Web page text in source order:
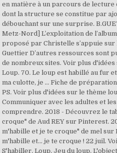
en matière à un parcours de lecture
dont la structure se constitue par
débouchant sur une surprise.
Metz-Nord] L’exploitation de
proposé par Christelle s’appuie
Guettier D’autres ressources sont
de nombreux sites. Voir plus
Loup. 70. Le loup est habillé au fur
ma culotte, je … Fiche de
PS. Voir plus d'idées sur le thème
Communiquer avec les adultes et
comprendre. 2018 - Découvrez le
croque" de Aud REY sur Pinterest.
m'habille et je te croque" de mel sur
m'habille et... je te croque ! 22 juil.
S'habiller, Loup, Jeu du loup.